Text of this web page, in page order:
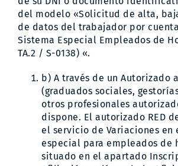
del modelo «Solicitud de alta,
de datos del trabajador por cuenta
Sistema Especial Empleados de
TA.2 / S-0138) «.
b) A través de un Autorizado
(graduados sociales,
otros profesionales
dispone. El autorizado RED
el servicio de Variaciones en
especial para empleados de
situado en el apartado